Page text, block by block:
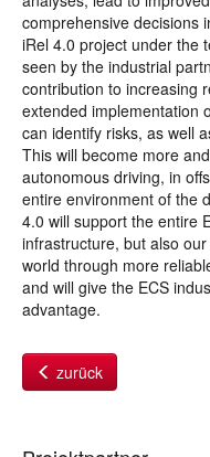
comprehensive decisions
iRel 4.0 project under the
seen by the industrial
contribution to increasing
extended implementation
can identify risks, as well
This will become more
autonomous driving, in
entire environment of the
4.0 will support the entire
infrastructure, but also
world through more
and will give the ECS
advantage.
zurück